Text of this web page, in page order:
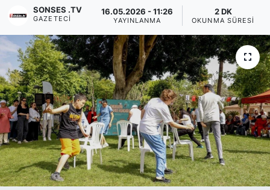
SONSES .TV
GAZETECI
16.05.2026 - 11:26
YAYINLANMA
2 DK
OKUNMA SÜRESI
SAĞLIK
Siyaset
YEREL HABER
Haberde insan
Tanıtım
Haber Arşivi